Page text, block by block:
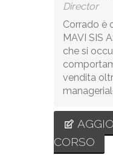
Director
Corrado è
MAVI SIS
che si
vendita
CORSO